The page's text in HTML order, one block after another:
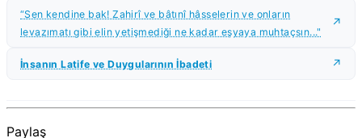
“Sen kendine bak! Zahirî ve bâtınî hâsselerin ve onların
levazımatı gibi elin yetişmediği ne kadar eşyaya muhtaçsın..."
İnsanın Latife ve Duygularının İbadeti
Paylaş